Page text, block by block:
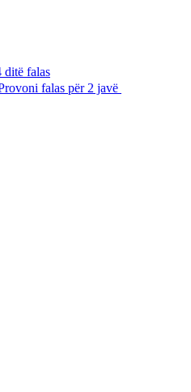
ditë falas
falas për 2 javë